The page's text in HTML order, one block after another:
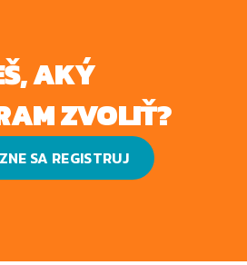
AKÝ
ZVOLIŤ?
SA REGISTRUJ